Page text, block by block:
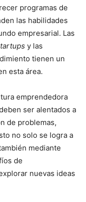
programas de
las habilidades
empresarial. Las
y las
tienen un
esta área.
emprendedora
ser alentados a
de problemas,
no solo se logra a
mediante
de
nuevas ideas